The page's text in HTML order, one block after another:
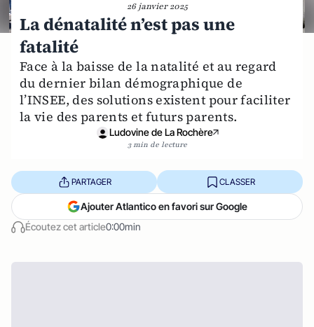
26 janvier 2025
La dénatalité n’est pas une
fatalité
Face à la baisse de la natalité et au regard
du dernier bilan démographique de
l’INSEE, des solutions existent pour faciliter
la vie des parents et futurs parents.
Ludovine de La Rochère
3 min de lecture
Écoutez cet article0:00min
PARTAGER CLASSER
Ajouter Atlantico en favori sur Google